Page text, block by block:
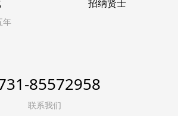
年
招纳贤士
85572958
联系我们